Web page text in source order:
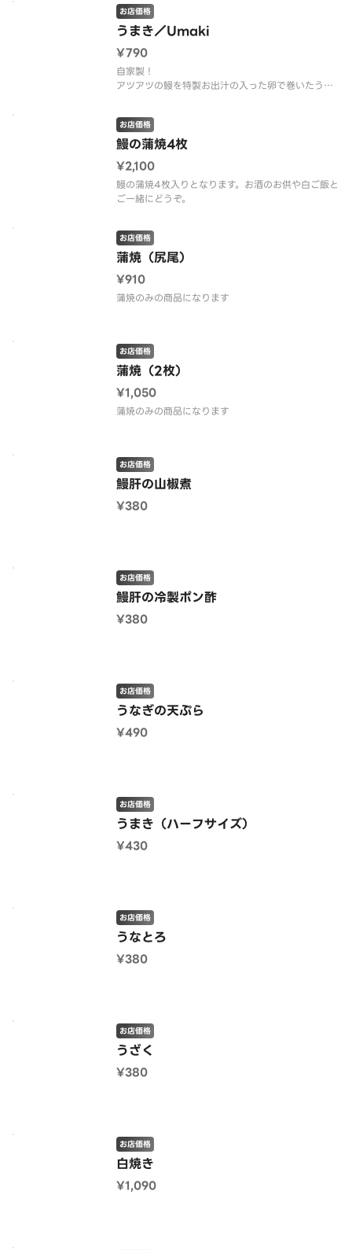
うまき／Umaki
お店価格
¥790
自家製！
アツアツの鰻を特製お出汁の入った卵で巻いたうま
鰻の蒲焼4枚
お店価格
¥2,100
鰻の蒲焼4枚入りとなります。お酒のお供や白ご飯と
ご一緒にどうぞ。
蒲焼（尻尾）
お店価格
¥910
蒲焼のみの商品になります
蒲焼（2枚）
お店価格
¥1,050
蒲焼のみの商品になります
鰻肝の山椒煮
お店価格
¥380
鰻肝の冷製ポン酢
お店価格
¥380
うなぎの天ぷら
お店価格
¥490
うまき（ハーフサイズ）
お店価格
¥430
うなとろ
お店価格
¥380
うざく
お店価格
¥380
白焼き
お店価格
¥1,090